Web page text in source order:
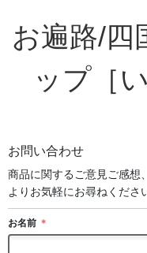
お遍路/四
ップ［
お問い合わせ
商品に関するご意見ご感想
よりお気軽にお尋ねくださ
お名前 ＊